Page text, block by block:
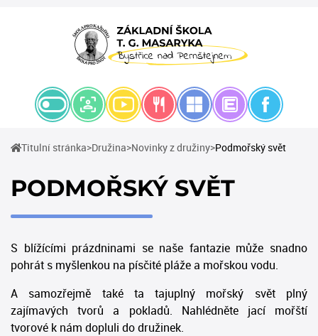
Titulní stránka(current)
Družina(current)
Novinky z družiny(current)
Podmořský svět
PODMOŘSKÝ SVĚT
S blížícími prázdninami se naše fantazie může snadno
pohrát s myšlenkou na písčité pláže a mořskou vodu.
A samozřejmě také ta tajuplný mořský svět plný
zajímavých tvorů a pokladů. Nahlédněte jací mořští
tvorové k nám dopluli do družinek.